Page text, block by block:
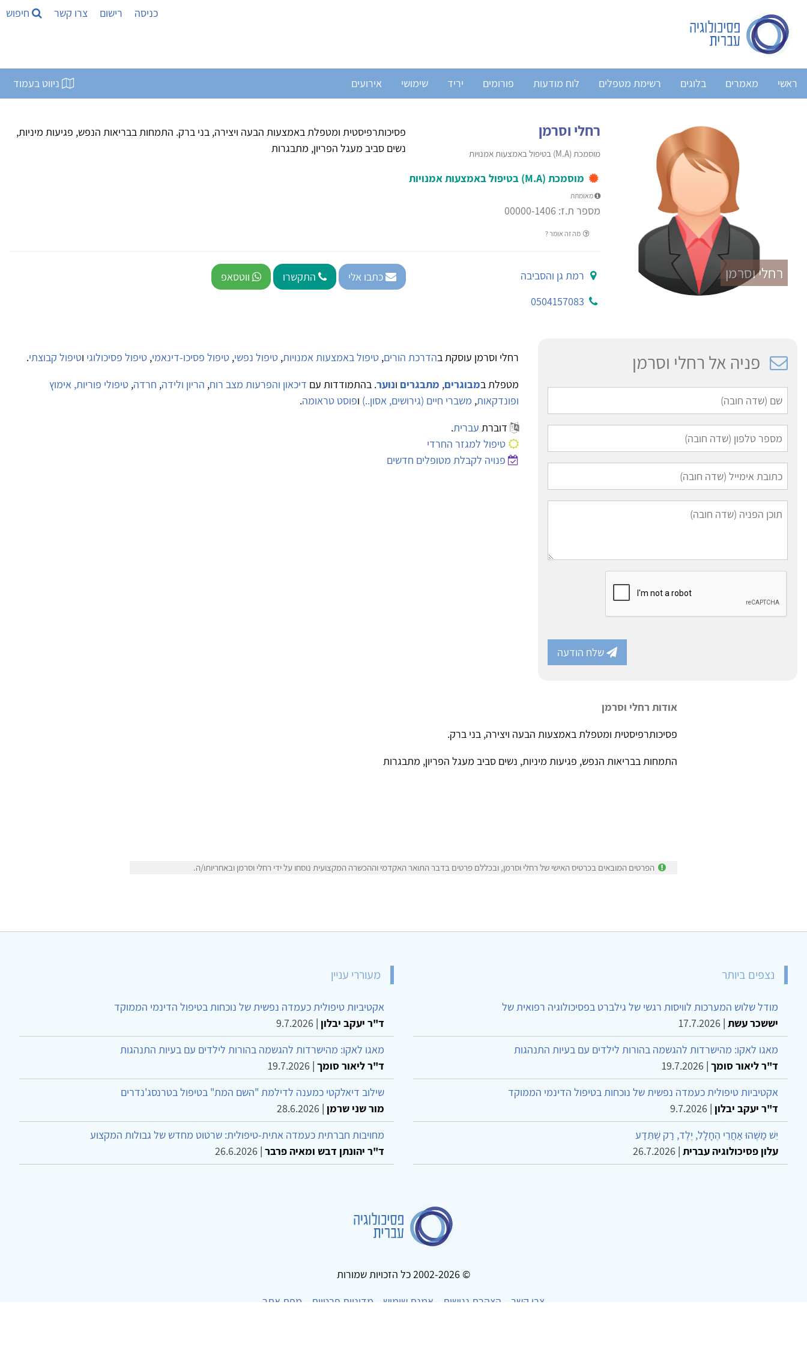
כניסה רישום צרו קשר חיפוש
ראשי מאמרים בלוגים רשימת מטפלים לוח מודעות פורומים יריד שימושי אירועים ניווט בעמוד
רחלי וסרמן
רחלי וסרמן
מוסמכת (M.A) בטיפול באמצעות אמנויות
מוסמכת (M.A) בטיפול באמצעות אמנויות
מאומתת
מספר ת.ז: 00000-1406
מה זה אומר ?
פסיכותרפיסטית ומטפלת באמצעות הבעה ויצירה, בני ברק. התמחות בבריאות הנפש, פגיעות מיניות,
נשים סביב מעגל הפריון, מתבגרות
רמת גן והסביבה
0504157083
כתבו אלי התקשרו ווטסאפ
פניה אל רחלי וסרמן
שלח הודעה
רחלי וסרמן עוסקת בהדרכת הורים, טיפול באמצעות אמנויות, טיפול נפשי, טיפול פסיכו-דינאמי, טיפול פסיכולוגי וטיפול קבוצתי.
מטפלת במבוגרים, מתבגרים ונוער. בהתמודדות עם דיכאון והפרעות מצב רוח, הריון ולידה, חרדה, טיפולי פוריות, אימוץ
ופונדקאות, משברי חיים (גירושים, אסון..) ופוסט טראומה.
דוברת עברית.
טיפול למגזר החרדי
פנויה לקבלת מטופלים חדשים
אודות רחלי וסרמן
פסיכותרפיסטית ומטפלת באמצעות הבעה ויצירה, בני ברק.
התמחות בבריאות הנפש, פגיעות מיניות, נשים סביב מעגל הפריון, מתבגרות
הפרטים המובאים בכרטיס האישי של רחלי וסרמן, ובכללם פרטים בדבר התואר האקדמי וההכשרה המקצועית נוסחו על ידי רחלי וסרמן ובאחריותו/ה.
נצפים ביותר
מודל שלוש המערכות לוויסות רגשי של גילברט בפסיכולוגיה רפואית של
יששכר עשת |
17.7.2026
מאגו לאקו: מהישרדות להגשמה בהורות לילדים עם בעיות התנהגות
ד"ר ליאור סומך |
19.7.2026
אקטיביות טיפולית כעמדה נפשית של נוכחות בטיפול הדינמי הממוקד
ד"ר יעקב יבלון |
9.7.2026
יֵשׁ מַשֶּׁהוּ אַחֲרֵי הֶחָלָל, יֶלֶד, רַק שֶׁתֵּדַע
עלון פסיכולוגיה עברית |
26.7.2026
מעוררי עניין
אקטיביות טיפולית כעמדה נפשית של נוכחות בטיפול הדינמי הממוקד
ד"ר יעקב יבלון |
9.7.2026
מאגו לאקו: מהישרדות להגשמה בהורות לילדים עם בעיות התנהגות
ד"ר ליאור סומך |
19.7.2026
שילוב דיאלקטי כמענה לדילמת "השם המת" בטיפול בטרנסג'נדרים
מור שני שרמן |
28.6.2026
מחויבות חברתית כעמדה אתית-טיפולית: שרטוט מחדש של גבולות המקצוע
ד"ר יהונתן דבש ומאיה פרבר |
26.6.2026
© 2002-2026 כל הזכויות שמורות
צרו קשר
הצהרת נגישות אמנת שימוש מדיניות פרטיות
מפת אתר